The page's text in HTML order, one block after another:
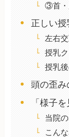
③首・
正しい授
左右
授乳
授乳
頭の歪み
「様子
当院
こん